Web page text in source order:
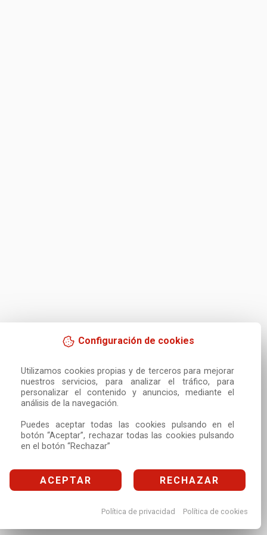
Configuración de cookies
Utilizamos cookies propias y de terceros para mejorar
nuestros servicios, para analizar el tráfico, para
personalizar el contenido y anuncios, mediante el
análisis de la navegación.
Puedes aceptar todas las cookies pulsando en el
botón “Aceptar”, rechazar todas las cookies pulsando
en el botón “Rechazar”
ACEPTAR RECHAZAR
Política de privacidad Política de cookies